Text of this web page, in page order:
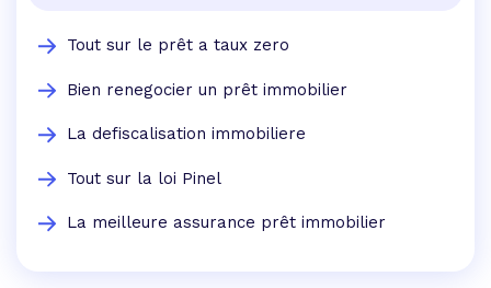
Tout sur le prêt a taux zero
Bien renegocier un prêt immobilier
La defiscalisation immobiliere
Tout sur la loi Pinel
La meilleure assurance prêt immobilier